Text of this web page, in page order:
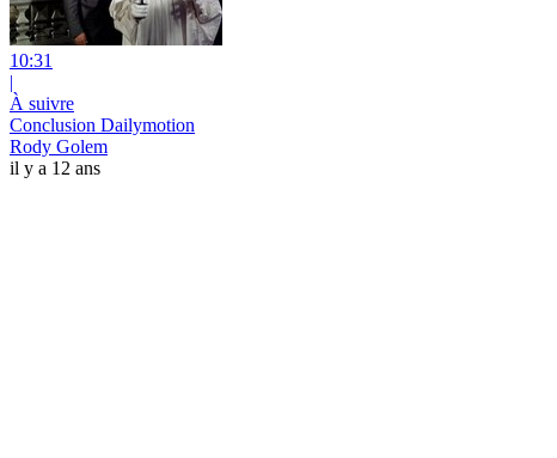
10:31
|
À suivre
Conclusion Dailymotion
Rody Golem
il y a 12 ans